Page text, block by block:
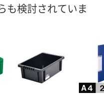
カゴへ カ
も検討されていま